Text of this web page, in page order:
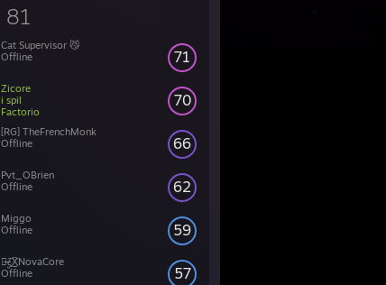
81
71
Cat Supervisor 😼
Offline
70
Zicore
i spil
Factorio
66
[RG] TheFrenchMonk
Offline
62
Pvt_OBrien
Offline
59
Miggo
Offline
57
๖̶̶̶ۣۣζ͜͡XNovaCore
Offline